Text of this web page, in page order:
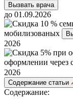
Вызвать врача
до 01.09.2026
мобилизованых
2026
оформлении через
2026
Cодержание статьи
Содержание: